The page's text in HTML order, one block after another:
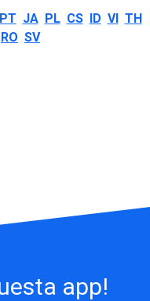
PT JA PL CS ID VI TH
RO SV
app!